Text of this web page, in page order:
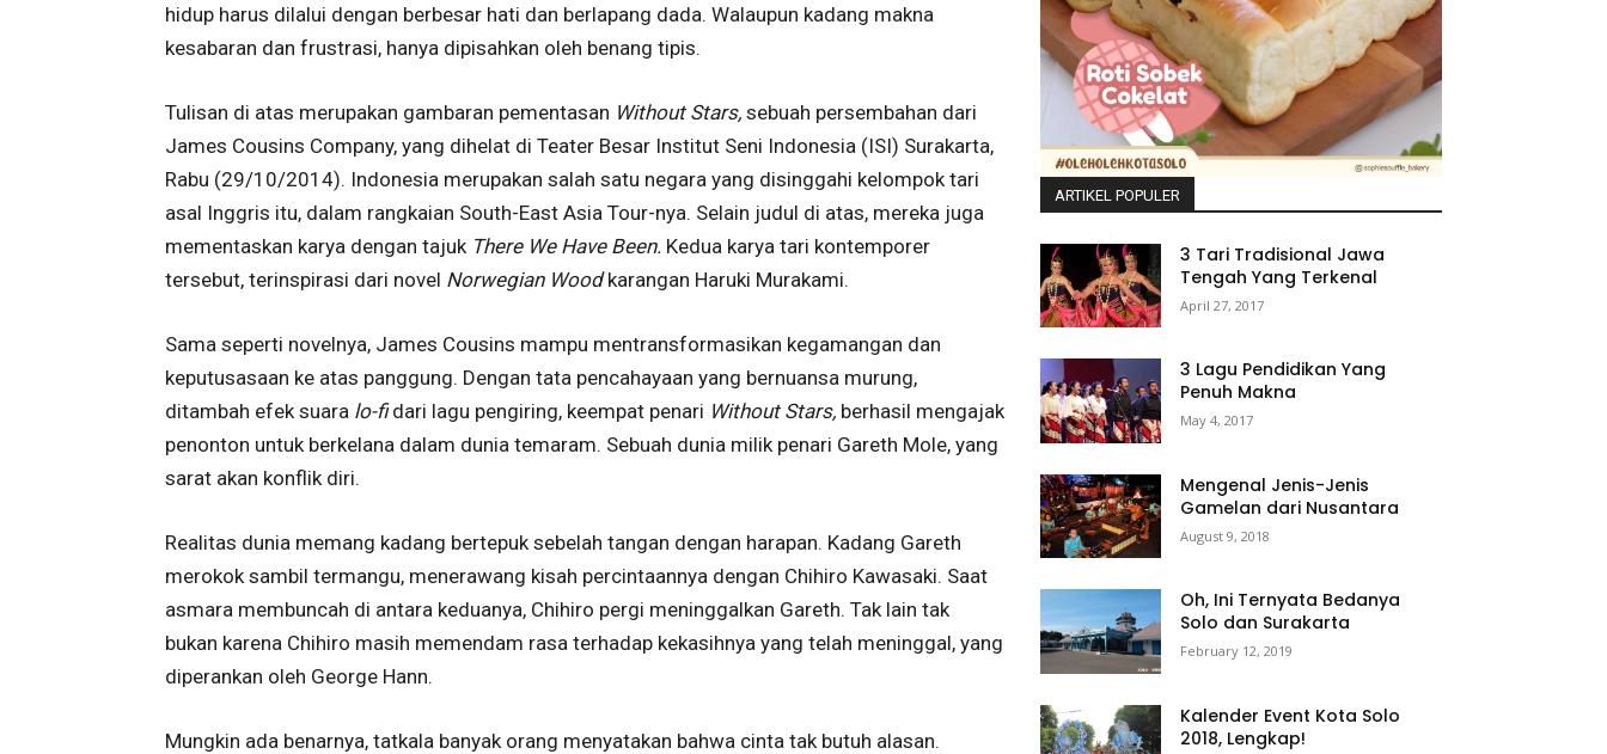
hidup harus dilalui dengan berbesar hati dan berlapang dada. Walaupun kadang makna
kesabaran dan frustrasi, hanya dipisahkan oleh benang tipis.
Tulisan di atas merupakan gambaran pementasan Without Stars, sebuah persembahan dari
James Cousins Company, yang dihelat di Teater Besar Institut Seni Indonesia (ISI) Surakarta,
Rabu (29/10/2014). Indonesia merupakan salah satu negara yang disinggahi kelompok tari
asal Inggris itu, dalam rangkaian South-East Asia Tour-nya. Selain judul di atas, mereka juga
mementaskan karya dengan tajuk There We Have Been. Kedua karya tari kontemporer
tersebut, terinspirasi dari novel Norwegian Woodkarangan Haruki Murakami.
Sama seperti novelnya, James Cousins mampu mentransformasikan kegamangan dan
keputusasaan ke atas panggung. Dengan tata pencahayaan yang bernuansa murung,
ditambah efek suara lo-fidari lagu pengiring, keempat penari Without Stars, berhasil mengajak
penonton untuk berkelana dalam dunia temaram. Sebuah dunia milik penari Gareth Mole, yang
sarat akan konflik diri.
Realitas dunia memang kadang bertepuk sebelah tangan dengan harapan. Kadang Gareth
merokok sambil termangu, menerawang kisah percintaannya dengan Chihiro Kawasaki. Saat
asmara membuncah di antara keduanya, Chihiro pergi meninggalkan Gareth. Tak lain tak
bukan karena Chihiro masih memendam rasa terhadap kekasihnya yang telah meninggal, yang
diperankan oleh George Hann.
Mungkin ada benarnya, tatkala banyak orang menyatakan bahwa cinta tak butuh alasan.
ARTIKEL POPULER
3 Tari Tradisional Jawa
Tengah Yang Terkenal
April 27, 2017
3 Lagu Pendidikan Yang
Penuh Makna
May 4, 2017
Mengenal Jenis-Jenis
Gamelan dari Nusantara
August 9, 2018
Oh, Ini Ternyata Bedanya
Solo dan Surakarta
February 12, 2019
Kalender Event Kota Solo
2018, Lengkap!